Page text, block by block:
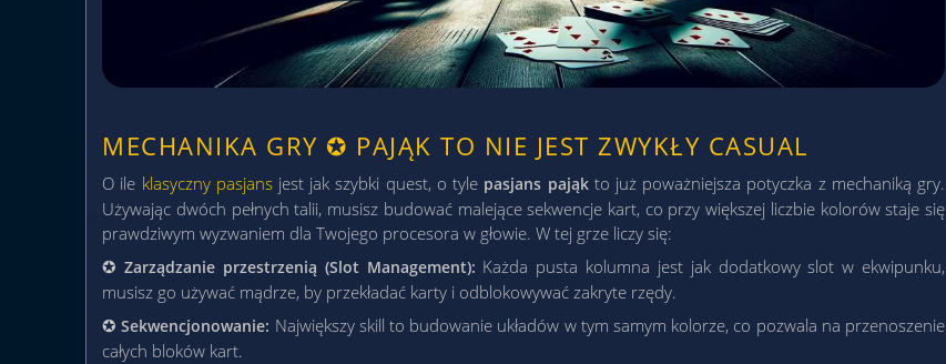
MECHANIKA GRY ✪ PAJĄK TO NIE JEST ZWYKŁY CASUAL
O ile klasyczny pasjansjest jak szybki quest, o tyle pasjans pająkto już poważniejsza potyczka z mechaniką gry.
Używając dwóch pełnych talii, musisz budować malejące sekwencje kart, co przy większej liczbie kolorów staje się
prawdziwym wyzwaniem dla Twojego procesora w głowie. W tej grze liczy się:
✪ Zarządzanie przestrzenią (Slot Management): Każda pusta kolumna jest jak dodatkowy slot w ekwipunku,
musisz go używać mądrze, by przekładać karty i odblokowywać zakryte rzędy.
✪Sekwencjonowanie: Największy skill to budowanie układów w tym samym kolorze, co pozwala na przenoszenie
całych bloków kart.